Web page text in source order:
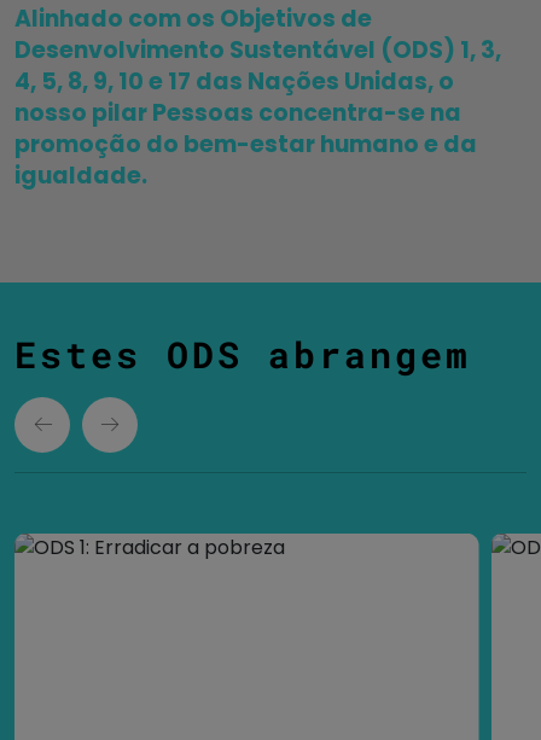
Alinhado com os Objetivos de
Desenvolvimento Sustentável (ODS) 1, 3,
4, 5, 8, 9, 10 e 17 das Nações Unidas, o
nosso pilar Pessoas concentra-se na
promoção do bem-estar humano e da
igualdade.
Estes ODS abrangem